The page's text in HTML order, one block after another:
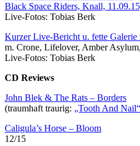
Black Space Riders, Knall,
Live-Fotos: Tobias Berk
Kurzer Live-Bericht u. fette
m. Crone, Lifelover, Amber
Live-Fotos: Tobias Berk
CD Reviews
John Blek & The Rats – Borders
(traumhaft traurig: „Tooth And Nail“
Caligula’s Horse – Bloom
12/15